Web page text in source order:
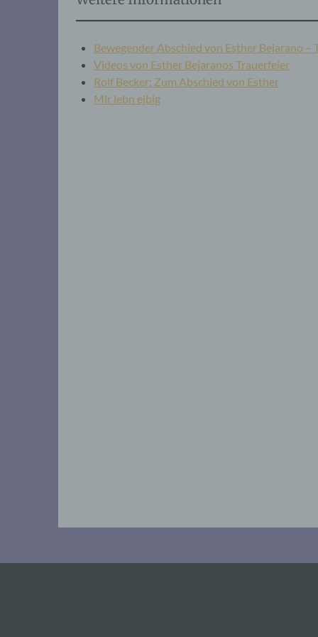
Bewegender Abschied von Esther Bejarano –
Videos von Esther Bejaranos Trauerfeier
Rolf Becker: Zum Abschied von Esther
Mir lebn ejbig